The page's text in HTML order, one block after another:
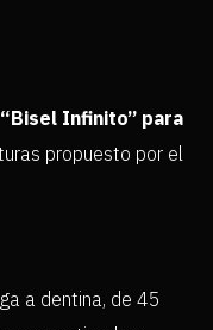
Infinito” para
propuesto por el
a dentina, de 45